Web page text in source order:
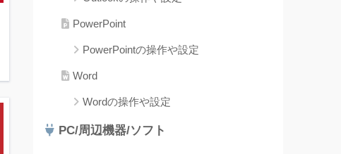
PowerPoint
PowerPointの操作や設定
Word
Wordの操作や設定
PC/周辺機器/ソフト